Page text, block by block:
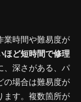
業時間や難易度が
ほど短時間で修理
、深さがある、パ
の場合は難易度が
ます。複数箇所が